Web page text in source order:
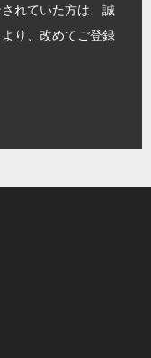
れていた方は、誠
り、改めてご登録